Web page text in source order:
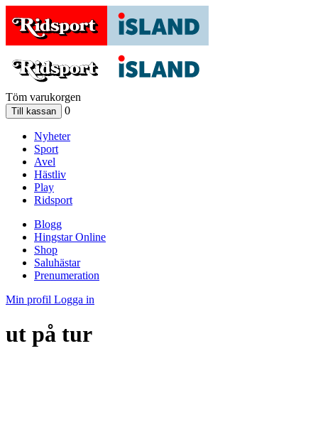
Töm varukorgen
0
Nyheter
Sport
Avel
Hästliv
Play
Ridsport
Blogg
Hingstar Online
Shop
Saluhästar
Prenumeration
Min profil Logga in
ut på tur